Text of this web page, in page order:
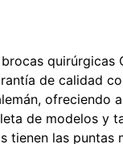
quirúrgicas
de calidad
ofreciendo
de modelos y
tienen las puntas